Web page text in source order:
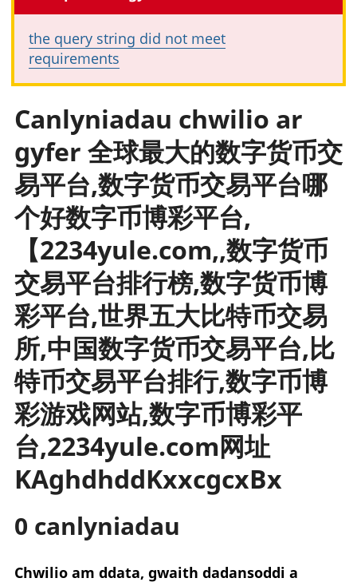
ryngwladol
Y diwydiant
gweithgynhyrchu
a chynhyrchu
Y diwydiant
Y diwydiant
twristiaeth
Cynnyrch
Domestig Gros
(CDG)
Ychwanegol Gros
chwyddiant a
phrisiau
Buddsoddiadau,
pensiynau ac
ymddiriedolaethau
Cyfrifon gwladol
Cyfrifon
rhanbarthol
the query string did not meet
requirements
Canlyniadau chwilio ar
gyfer 全球最大的数字货币交
易平台,数字货币交易平台哪
个好数字币博彩平台,
【2234yule.com,,数字货币
交易平台排行榜,数字货币博
彩平台,世界五大比特币交易
所,中国数字货币交易平台,比
特币交易平台排行,数字币博
彩游戏网站,数字币博彩平
台,2234yule.com网址
KAghdhddKxxcgcxBx
0 canlyniadau
Chwilio am ddata, gwaith dadansoddi a